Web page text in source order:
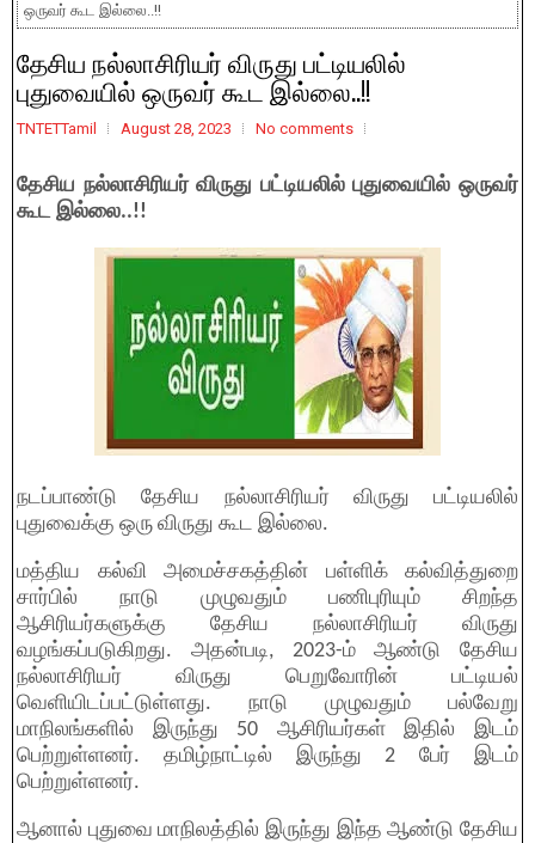
ஒருவர் கூட இல்லை..!!
தேசிய நல்லாசிரியர் விருது பட்டியலில்
புதுவையில் ஒருவர் கூட இல்லை..!!
TNTETTamil August 28, 2023 No comments
தேசிய நல்லாசிரியர் விருது பட்டியலில் புதுவையில் ஒருவர்
கூட இல்லை..!!
நடப்பாண்டு தேசிய நல்லாசிரியர் விருது பட்டியலில்
புதுவைக்கு ஒரு விருது கூட இல்லை.
மத்திய கல்வி அமைச்சகத்தின் பள்ளிக் கல்வித்துறை
சார்பில் நாடு முழுவதும் பணிபுரியும் சிறந்த
ஆசிரியர்களுக்கு தேசிய நல்லாசிரியர் விருது
வழங்கப்படுகிறது. அதன்படி, 2023-ம் ஆண்டு தேசிய
நல்லாசிரியர் விருது பெறுவோரின் பட்டியல்
வெளியிடப்பட்டுள்ளது. நாடு முழுவதும் பல்வேறு
மாநிலங்களில் இருந்து 50 ஆசிரியர்கள் இதில் இடம்
பெற்றுள்ளனர். தமிழ்நாட்டில் இருந்து 2 பேர் இடம்
பெற்றுள்ளனர்.
ஆனால் புதுவை மாநிலத்தில் இருந்து இந்த ஆண்டு தேசிய